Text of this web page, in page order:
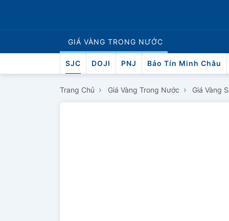
GIÁ VÀNG TRONG NƯỚC
SJC DOJI PNJ Bảo Tín Minh Châu
Trang Chủ › Giá Vàng Trong Nước › Giá Vàng